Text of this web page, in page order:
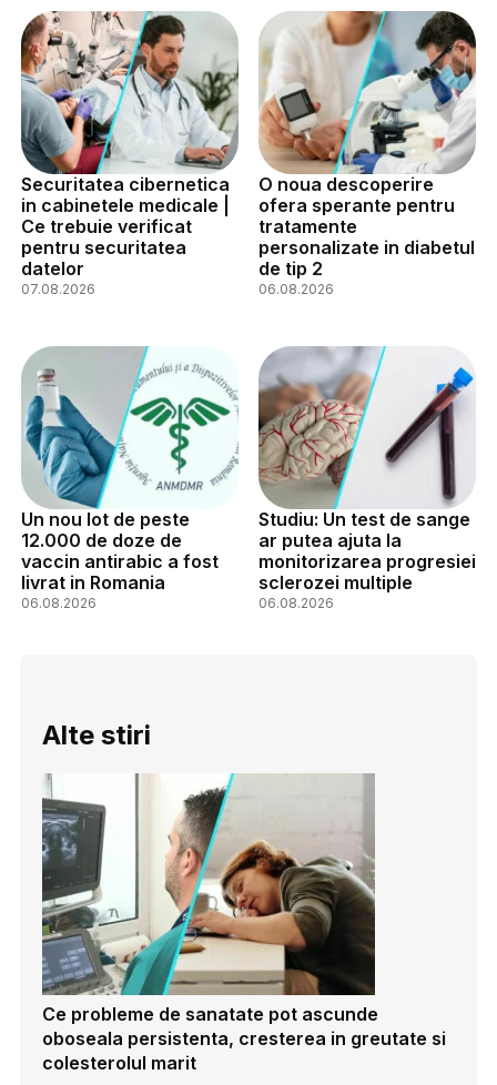
Securitatea cibernetica
in cabinetele medicale |
Ce trebuie verificat
pentru securitatea
datelor
07.08.2026
O noua descoperire
ofera sperante pentru
tratamente
personalizate in diabetul
de tip 2
06.08.2026
Un nou lot de peste
12.000 de doze de
vaccin antirabic a fost
livrat in Romania
06.08.2026
Studiu: Un test de sange
ar putea ajuta la
monitorizarea progresiei
sclerozei multiple
06.08.2026
Alte stiri
Ce probleme de sanatate pot ascunde
oboseala persistenta, cresterea in greutate si
colesterolul marit